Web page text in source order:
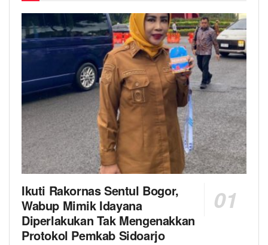
Ikuti Rakornas Sentul Bogor,
Wabup Mimik Idayana
Diperlakukan Tak Mengenakkan
Protokol Pemkab Sidoarjo